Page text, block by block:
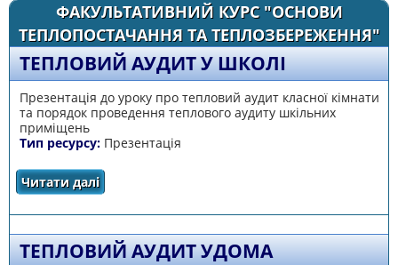
ФАКУЛЬТАТИВНИЙ КУРС "ОСНОВИ
ТЕПЛОПОСТАЧАННЯ ТА ТЕПЛОЗБЕРЕЖЕННЯ"
ТЕПЛОВИЙ АУДИТ У ШКОЛІ
Презентація до уроку про тепловий аудит класної кімнати
та порядок проведення теплового аудиту шкільних
приміщень
Тип ресурсу: Презентація
Читати даліпро Тепловий аудит у школі
ТЕПЛОВИЙ АУДИТ УДОМА